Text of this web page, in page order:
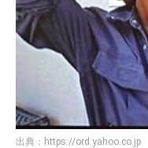
出典： https://ord.yahoo.co.jp